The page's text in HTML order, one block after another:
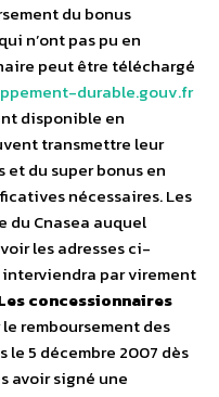
du bonus
n’ont pas pu en
peut être téléchargé
durable.gouv.fr
disponible en
transmettre leur
et du super bonus en
nécessaires. Les
du Cnasea auquel
les adresses ci-
interviendra par virement
concessionnaires
remboursement des
le 5 décembre 2007 dès
avoir signé une